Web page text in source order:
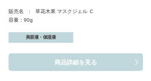
販売名 : 草花木果 マスクジェル Ｃ
容量：90g
美容液・保湿液
商品詳細を見る